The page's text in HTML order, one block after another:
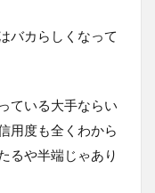
バカらしくなって
ている大手ならい
用度も全くわから
るや半端じゃあり